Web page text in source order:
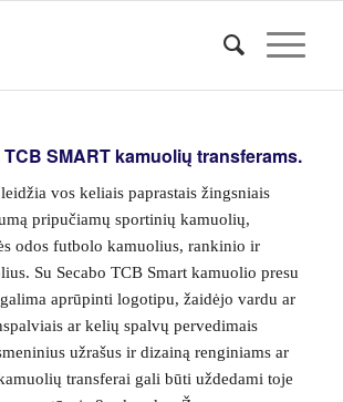
SMART kamuolių transferams.
vos keliais paprastais žingsniais
pripučiamų sportinių kamuolių,
odos futbolo kamuolius, rankinio ir
Su Secabo TCB Smart kamuolio presu
aprūpinti logotipu, žaidėjo vardu ar
ar kelių spalvų pervedimais
užrašus ir dizainą renginiams ar
transferai gali būti uždedami toje